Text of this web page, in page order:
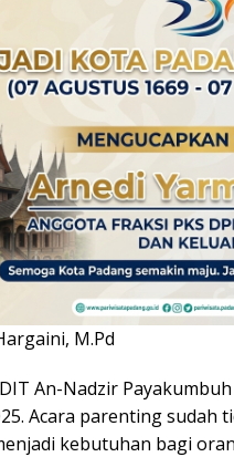
M.Pd
An-Nadzir
Acara parenting sudah
kebutuhan bagi